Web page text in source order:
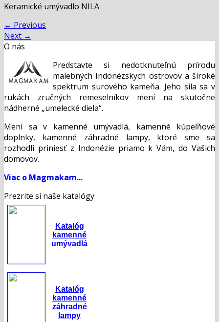
Keramické umývadlo NILA
← Previous
Next →
O nás
Predstavte si nedotknuteľnú prírodu
malebných Indonézskych ostrovov a široké
spektrum surového kameňa. Jeho sila sa v
rukách zručných remeselníkov mení na skutočne
nádherné „umelecké diela“.
Mení sa v kamenné umývadlá, kamenné kúpeľňové
doplnky, kamenné záhradné lampy, ktoré sme sa
rozhodli priniesť z Indonézie priamo k Vám, do Vašich
domovov.
Viac o Magmakam...
Prezrite si naše katalógy
Katalóg
kamenné
umývadlá
Katalóg
kamenné
záhradné
lampy